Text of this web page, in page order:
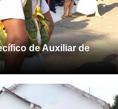
de Auxiliar de